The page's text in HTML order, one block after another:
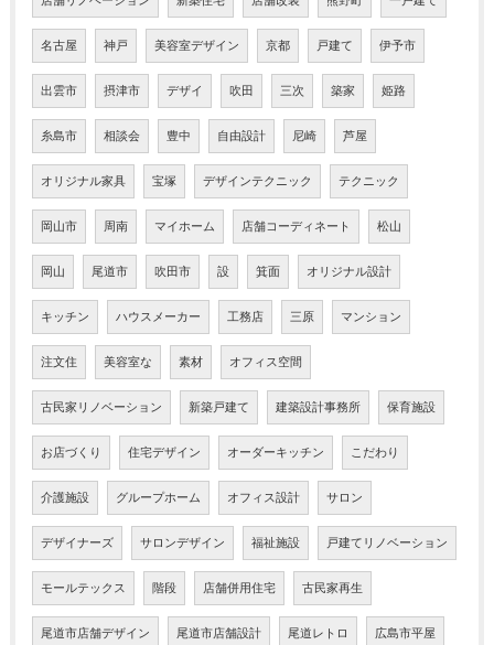
名古屋 神戸 美容室デザイン 京都 戸建て 伊予市
出雲市 摂津市 デザイ 吹田 三次 築家 姫路
糸島市 相談会 豊中 自由設計 尼崎 芦屋
オリジナル家具 宝塚 デザインテクニック テクニック
岡山市 周南 マイホーム 店舗コーディネート 松山
岡山 尾道市 吹田市 設 箕面 オリジナル設計
キッチン ハウスメーカー 工務店 三原 マンション
注文住 美容室な 素材 オフィス空間
古民家リノベーション 新築戸建て 建築設計事務所 保育施設
お店づくり 住宅デザイン オーダーキッチン こだわり
介護施設 グループホーム オフィス設計 サロン
デザイナーズ サロンデザイン 福祉施設 戸建てリノベーション
モールテックス 階段 店舗併用住宅 古民家再生
尾道市店舗デザイン 尾道市店舗設計 尾道レトロ 広島市平屋